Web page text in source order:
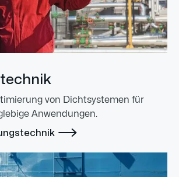
von Dichtsystemen für
Anwendungen.
